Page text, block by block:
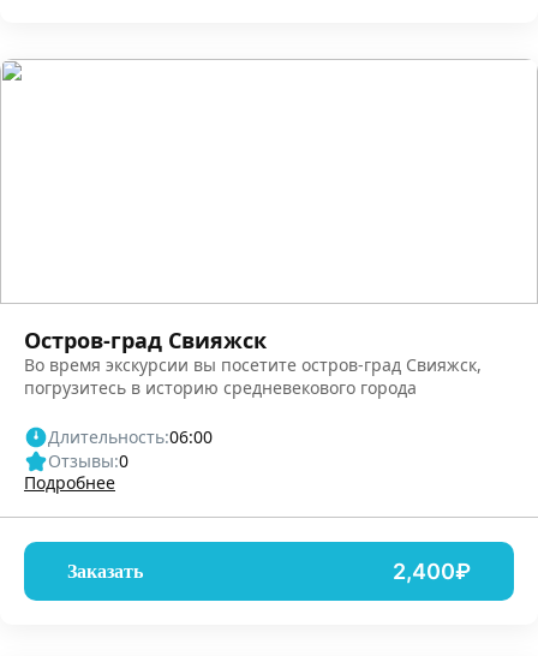
Остров-град Свияжск
Во время экскурсии вы посетите остров-град Свияжск,
погрузитесь в историю средневекового города
Длительность:06:00
Отзывы:0
Подробнее
Заказать 2,400₽